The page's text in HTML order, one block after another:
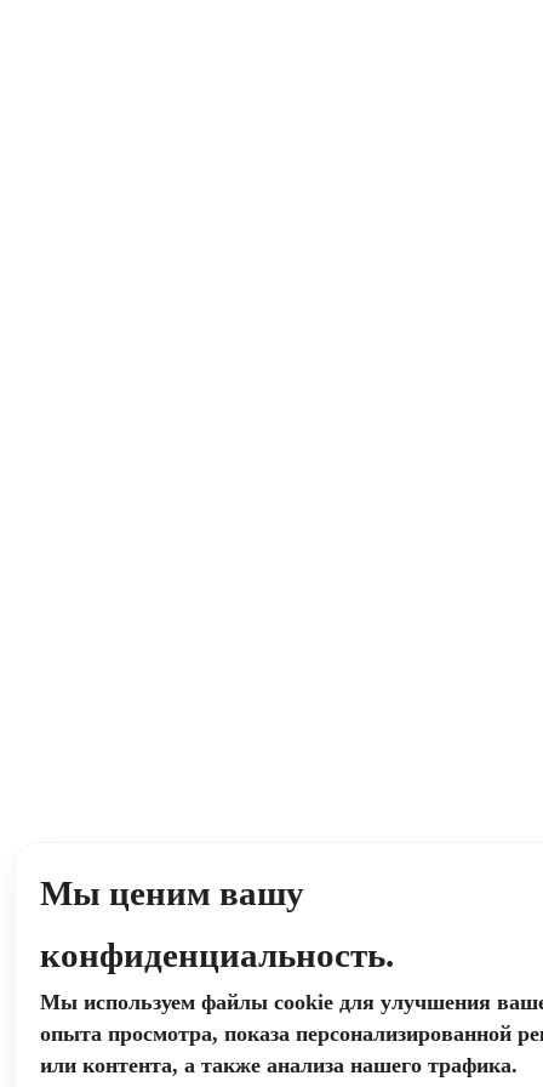
Мы ценим вашу
конфиденциальность.
Мы используем файлы cookie для улучшения
опыта просмотра, показа персонализированной
или контента, а также анализа нашего трафика.